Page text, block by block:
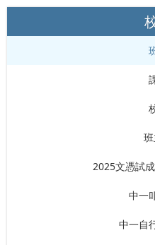
2025文憑試
中一
中一自